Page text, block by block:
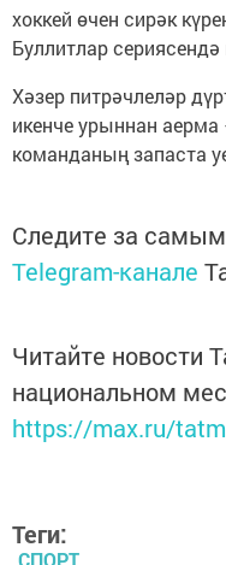
хоккей өчен сирәк
Буллитлар
Хәзер питрәчлеләр
икенче урыннан
команданың запаста
Следите за
Telegram-канале
Читайте новости
национальном
https://max.ru/
Теги: